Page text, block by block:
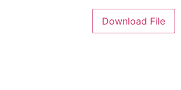
Download File